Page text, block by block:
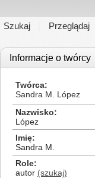
Szukaj Przeglądaj
Informacje o twórcy
Twórca
Sandra M. López
Nazwisko
López
Imię
Sandra M.
Role
autor (szukaj)